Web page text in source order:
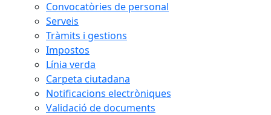
Convocatòries de personal
Serveis
Tràmits i gestions
Impostos
Línia verda
Carpeta ciutadana
Notificacions electròniques
Validació de documents